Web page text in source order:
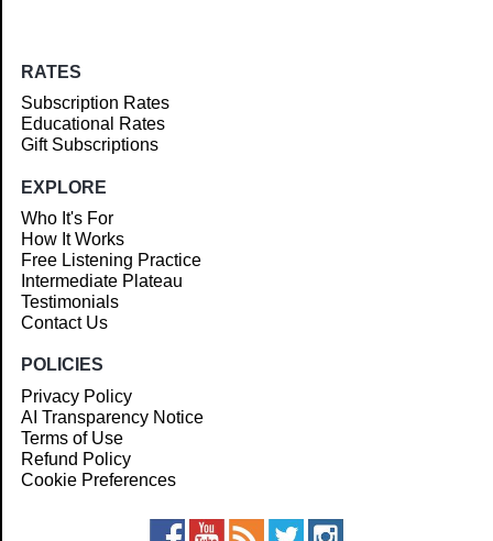
RATES
Subscription Rates
Educational Rates
Gift Subscriptions
EXPLORE
Who It's For
How It Works
Free Listening Practice
Intermediate Plateau
Testimonials
Contact Us
POLICIES
Privacy Policy
AI Transparency Notice
Terms of Use
Refund Policy
Cookie Preferences